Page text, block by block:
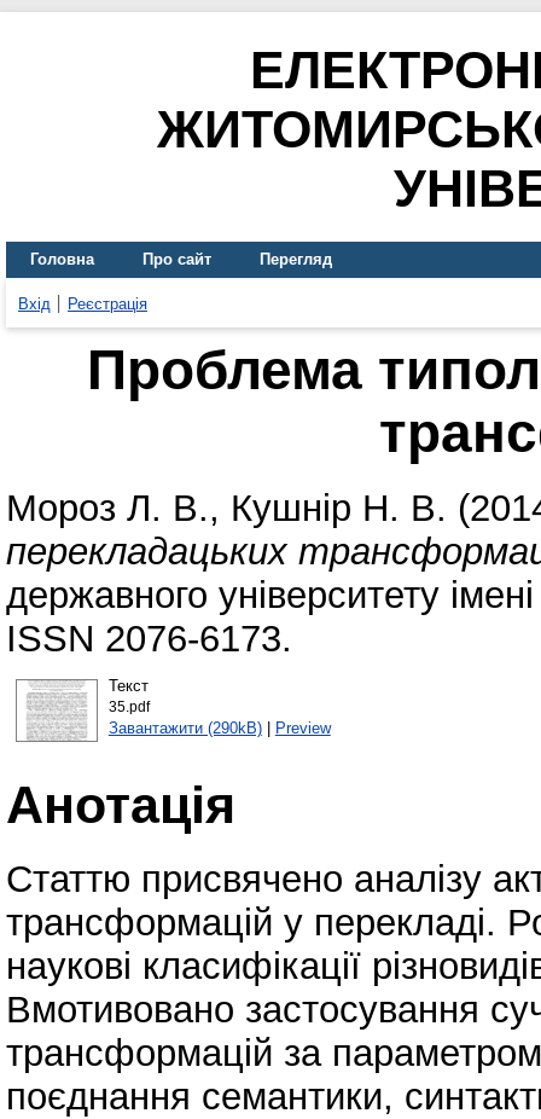
Головна Про сайт Перегляд
Вхід Реєстрація
Проблема
Мороз Л. В., Кушнір Н. В.
перекладацьких
державного університету
ISSN 2076-6173.
Текст
35.pdf
Завантажити (290kB)| Preview
Анотація
Статтю присвячено аналізу
трансформацій у перекладі.
наукові класифікації
Вмотивовано застосування
трансформацій за
поєднання семантики,